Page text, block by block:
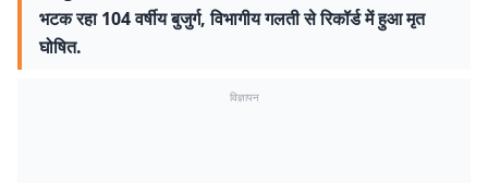
भटक रहा 104 वर्षीय बुजुर्ग, विभागीय गलती से रिकॉर्ड में हुआ मृत
घोषित.
विज्ञापन